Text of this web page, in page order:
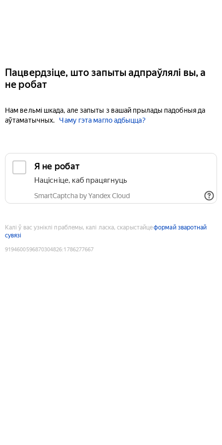
Пацвердзіце, што запыты адпраўлялі вы, а
не робат
Нам вельмі шкада, але запыты з вашай прылады падобныя да
аўтаматычных.
Чаму гэта магло адбыцца?
Я не робат
Націсніце, каб працягнуць
SmartCaptcha by Yandex Cloud
Калі ў вас узніклі праблемы, калі ласка, скарыстайцеформай зваротнай
сувязі
9194600596870304826:1786277667